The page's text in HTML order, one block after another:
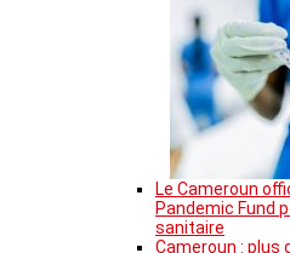
Le Cameroun
Pandemic Fund
sanitaire
Cameroun : plus